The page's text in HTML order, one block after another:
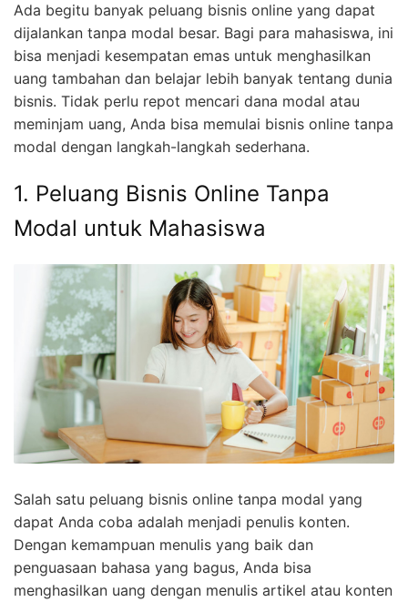
Ada begitu banyak peluang bisnis online yang dapat
dijalankan tanpa modal besar. Bagi para mahasiswa, ini
bisa menjadi kesempatan emas untuk menghasilkan
uang tambahan dan belajar lebih banyak tentang dunia
bisnis. Tidak perlu repot mencari dana modal atau
meminjam uang, Anda bisa memulai bisnis online tanpa
modal dengan langkah-langkah sederhana.
1. Peluang Bisnis Online Tanpa
Modal untuk Mahasiswa
Salah satu peluang bisnis online tanpa modal yang
dapat Anda coba adalah menjadi penulis konten.
Dengan kemampuan menulis yang baik dan
penguasaan bahasa yang bagus, Anda bisa
menghasilkan uang dengan menulis artikel atau konten